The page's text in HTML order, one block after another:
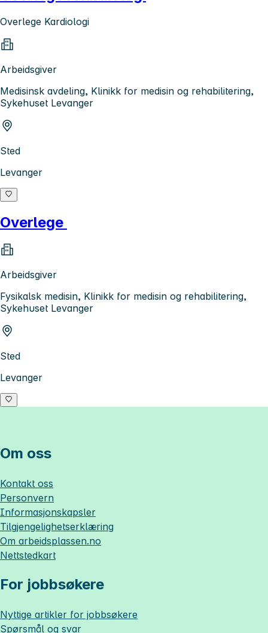
Overlege Kardiologi
Arbeidsgiver
Medisinsk avdeling, Klinikk for medisin og rehabilitering,
Sykehuset Levanger
Sted
Levanger
Overlege
Arbeidsgiver
Fysikalsk medisin, Klinikk for medisin og rehabilitering,
Sykehuset Levanger
Sted
Levanger
Om oss
Kontakt oss
Personvern
Informasjonskapsler
Tilgjengelighetserklæring
Om arbeidsplassen.no
Nettstedkart
For jobbsøkere
Nyttige artikler for jobbsøkere
Spørsmål og svar